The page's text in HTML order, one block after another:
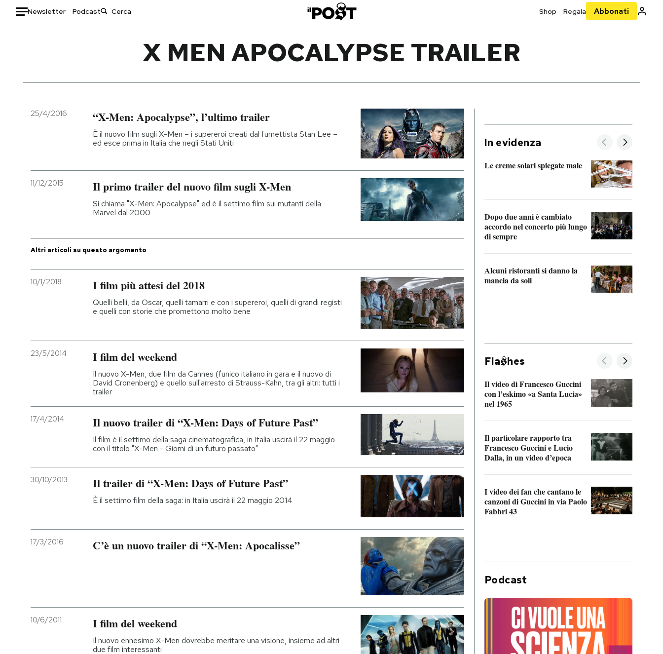
Newsletter Podcast Shop Regala Abbonati
Italia
Politica
Economia
Moda
Storie/Idee
Ok Boomer!
Altrecose
PODCAST
SHOP
Entra
X MEN APOCALYPSE TRAILER
25/4/2016 “X-Men: Apocalypse”, l’ultimo trailer
È il nuovo film sugli X-Men – i supereroi creati dal fumettista Stan Lee –
ed esce prima in Italia che negli Stati Uniti
11/12/2015 Il primo trailer del nuovo film sugli X-Men
Si chiama "X-Men: Apocalypse" ed è il settimo film sui mutanti della
Marvel dal 2000
Altri articoli su questo argomento
10/1/2018 I film più attesi del 2018
Quelli belli, da Oscar, quelli tamarri e con i supereroi, quelli di grandi registi
e quelli con storie che promettono molto bene
23/5/2014 I film del weekend
Il nuovo X-Men, due film da Cannes (l'unico italiano in gara e il nuovo di
David Cronenberg) e quello sull'arresto di Strauss-Kahn, tra gli altri: tutti i
trailer
17/4/2014 Il nuovo trailer di “X-Men: Days of Future Past”
Il film è il settimo della saga cinematografica, in Italia uscirà il 22 maggio
con il titolo "X-Men - Giorni di un futuro passato"
30/10/2013 Il trailer di “X-Men: Days of Future Past”
È il settimo film della saga: in Italia uscirà il 22 maggio 2014
17/3/2016 C’è un nuovo trailer di “X-Men: Apocalisse”
10/6/2011 I film del weekend
Il nuovo ennesimo X-Men dovrebbe meritare una visione, insieme ad altri
due film interessanti
In evidenza
Le creme solari spiegate male
Dopo due anni è cambiato
accordo nel concerto più lungo
di sempre
Alcuni ristoranti si danno la
mancia da soli
Fla hes
Il video di Francesco Guccini
con l’eskimo «a Santa Lucia»
nel 1965
Il particolare rapporto tra
Francesco Guccini e Lucio
Dalla, in un video d’epoca
I video dei fan che cantano le
canzoni di Guccini in via Paolo
Fabbri 43
Podcast